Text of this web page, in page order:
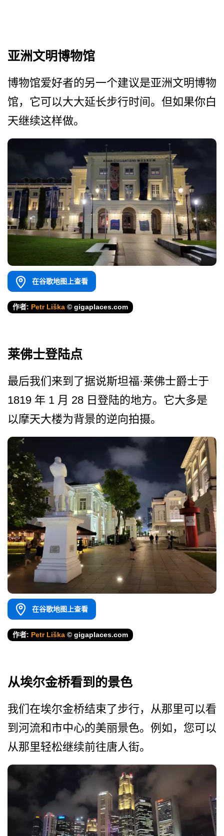
亚洲文明博物馆
博物馆爱好者的另一个建议是­亚洲文明博物
馆，它可以大大延长步行时间。但如果你­白
天继续这样做。
在谷歌地图上查看
作者: Petr Liška © gigaplaces.com
莱佛士登陆点
最后我们来到了据说斯坦福·莱佛士爵士于
1819 年 1 月 28 日登陆的地方。它大多是
以摩­天大楼为背景的逆向拍摄。
在谷歌地图上查看
作者: Petr Liška © gigaplaces.com
从埃尔金桥看到的景色
我们在埃尔金桥结束了步行，­从那里可以看
到河流和市中心的美丽景色。例如，您可­以
从那里轻松继续前往唐人街。